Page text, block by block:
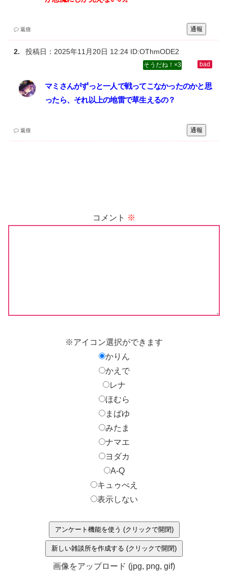
通報
返信
投稿日： 2025年11月20日 12:24 ID:OThmODE2
3
マミさんがずっと一人で戦ってこなかったのかと思
ったら、それ以上の地雷で草生えるの？
通報
返信
コメント ※
※アイコン選択ができます
かりん
かえで
レナ
ほむら
まばゆ
みたま
ナマエ
ヨダカ
A-Q
キュゥべえ
表示しない
アンケート機能を使う (クリックで開閉)
新しい雑談所を作成する (クリックで開閉)
画像をアップロード (jpg, png, gif)